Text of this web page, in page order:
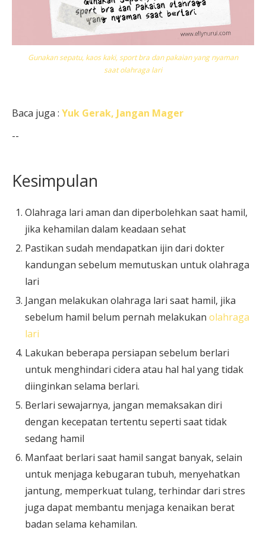
Gunakan sepatu, kaos kaki, sport bra dan pakaian yang nyaman
saat olahraga lari
Baca juga : Yuk Gerak, Jangan Mager
--
Kesimpulan
Olahraga lari aman dan diperbolehkan saat hamil,
jika kehamilan dalam keadaan sehat
Pastikan sudah mendapatkan ijin dari dokter
kandungan sebelum memutuskan untuk olahraga
lari
Jangan melakukan olahraga lari saat hamil, jika
sebelum hamil belum pernah melakukanolahraga
lari
Lakukan beberapa persiapan sebelum berlari
untuk menghindari cidera atau hal hal yang tidak
diinginkan selama berlari.
Berlari sewajarnya, jangan memaksakan diri
dengan kecepatan tertentu seperti saat tidak
sedang hamil
Manfaat berlari saat hamil sangat banyak, selain
untuk menjaga kebugaran tubuh, menyehatkan
jantung, memperkuat tulang, terhindar dari stres
juga dapat membantu menjaga kenaikan berat
badan selama kehamilan.